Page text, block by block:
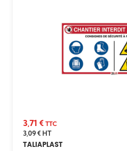
3,71 € TTC
3,09 €HT
TALIAPLAST